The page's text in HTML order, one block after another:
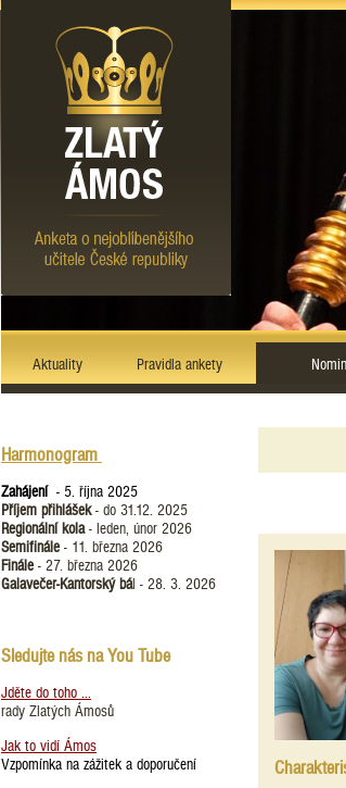
Aktuality Pravidla ankety
Harmonogram
Zahájení - 5. října 2025
Příjem přihlášek- do 31.12. 2025
Regionální kola- leden, únor 2026
Semifinále - 11. března 2026
Finále - 27. března 2026
Galavečer-Kantorský bál - 28. 3. 2026
Sledujte nás na You Tube
Jděte do toho ...
rady Zlatých Ámosů
Jak to vidí Ámos
Vzpomínka na zážitek a doporučení